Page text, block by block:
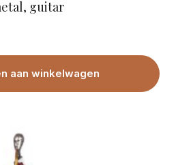
guitar
aan winkelwagen